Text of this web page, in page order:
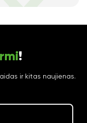
!
ir kitas naujienas.